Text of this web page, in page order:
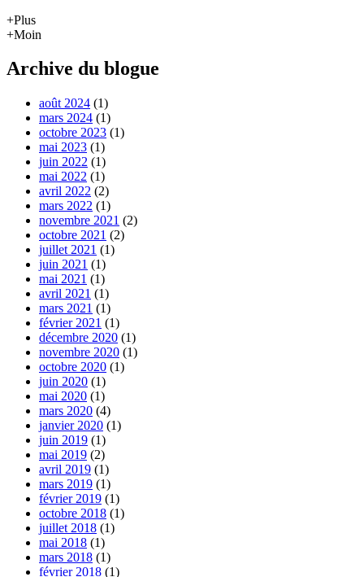
+Plus
+Moin
Archive du blogue
août 2024 (1)
mars 2024 (1)
octobre 2023 (1)
mai 2023 (1)
juin 2022 (1)
mai 2022 (1)
avril 2022 (2)
mars 2022 (1)
novembre 2021 (2)
octobre 2021 (2)
juillet 2021 (1)
juin 2021 (1)
mai 2021 (1)
avril 2021 (1)
mars 2021 (1)
février 2021 (1)
décembre 2020 (1)
novembre 2020 (1)
octobre 2020 (1)
juin 2020 (1)
mai 2020 (1)
mars 2020 (4)
janvier 2020 (1)
juin 2019 (1)
mai 2019 (2)
avril 2019 (1)
mars 2019 (1)
février 2019 (1)
octobre 2018 (1)
juillet 2018 (1)
mai 2018 (1)
mars 2018 (1)
février 2018 (1)